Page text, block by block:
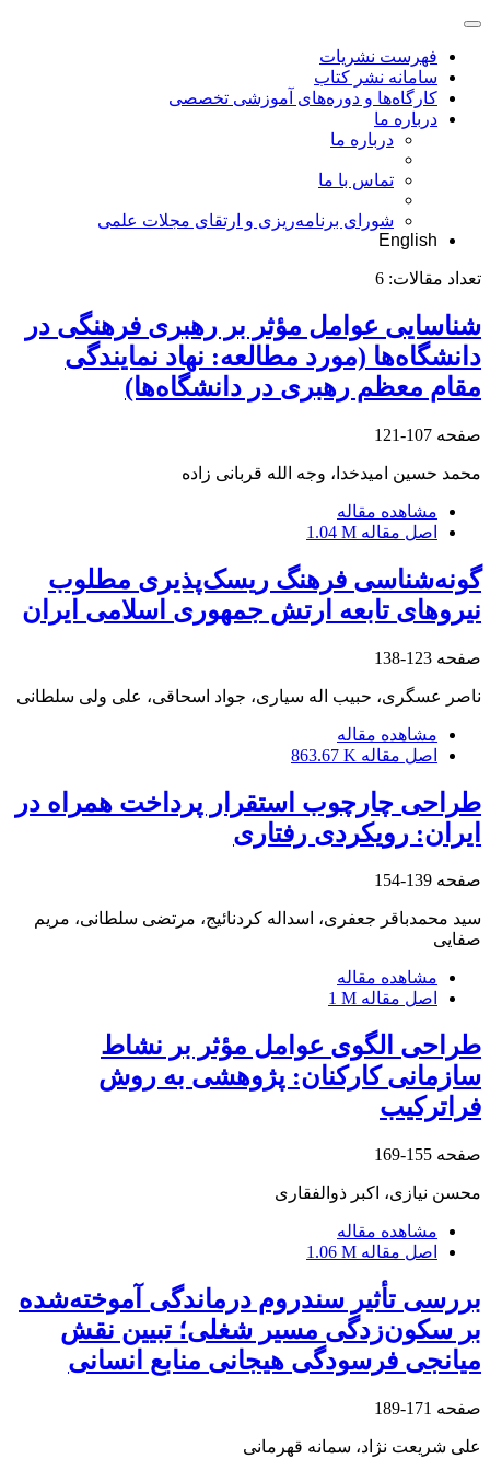
فهرست نشریات
سامانه نشر کتاب
کارگاه‌ها و دوره‌های آموزشی تخصصی
درباره ما
درباره ما
تماس با ما
شورای برنامه‌ریزی و ارتقای مجلات علمی
English
تعداد مقالات: 6
شناسایی عوامل مؤثر بر رهبری فرهنگی در
دانشگاه‌ها (مورد مطالعه: نهاد نمایندگی
مقام معظم رهبری در دانشگاه‌ها)
صفحه 107-121
محمد حسین امیدخدا، وجه الله قربانی زاده
مشاهده مقاله
اصل مقاله 1.04 M
گونه‌شناسی فرهنگ ریسک‌پذیری مطلوب
نیروهای تابعه ارتش جمهوری اسلامی ایران
صفحه 123-138
ناصر عسگری، حبیب اله سیاری، جواد اسحاقی، علی ولی سلطانی
مشاهده مقاله
اصل مقاله 863.67 K
طراحی چارچوب استقرار پرداخت همراه در
ایران: رویکردی رفتاری
صفحه 139-154
سید محمدباقر جعفری، اسداله کردنائیج، مرتضی سلطانی، مریم
صفایی
مشاهده مقاله
اصل مقاله 1 M
طراحی الگوی عوامل مؤثر بر نشاط
سازمانی کارکنان: پژوهشی به روش
فراترکیب
صفحه 155-169
محسن نیازی، اکبر ذوالفقاری
مشاهده مقاله
اصل مقاله 1.06 M
بررسی تأثیر سندروم درماندگی آموخته‌شده
بر سکون‌زدگی مسیر شغلی؛ تبیین نقش
میانجی فرسودگی هیجانی منابع انسانی
صفحه 171-189
علی شریعت نژاد، سمانه قهرمانی